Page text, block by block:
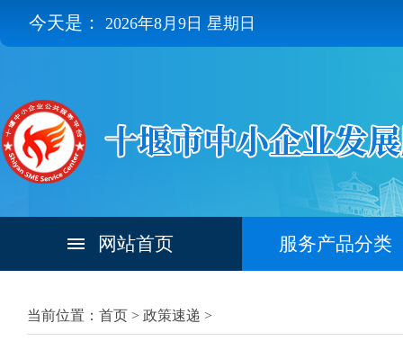
今天是： 2026年8月9日 星期日
网站首页 服务产品分类
当前位置：首页 > 政策速递 >